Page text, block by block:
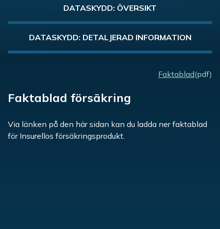
DATASKYDD: ÖVERSIKT
DATASKYDD: DETALJERAD INFORMATION
Faktablad(pdf)
Faktablad försäkring
Via länken på den här sidan kan du ladda ner faktablad
för Insurellos försäkringsprodukt.